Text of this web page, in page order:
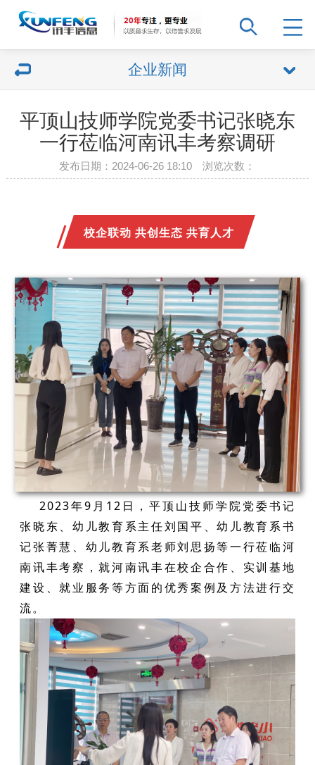
企业新闻
平顶山技师学院党委书记张晓东
一行莅临河南讯丰考察调研
发布日期：2024-06-26 18:10 浏览次数：
校企联动 共创生态 共育人才
2023年9月12日，平顶山技师学院党委书记
张晓东、幼儿教育系主任刘国平、幼儿教育系书
记张菁慧、幼儿教育系老师刘思扬等一行莅临河
南讯丰考察，就河南讯丰在校企合作、实训基地
建设、就业服务等方面的优秀案例及方法进行交
流。